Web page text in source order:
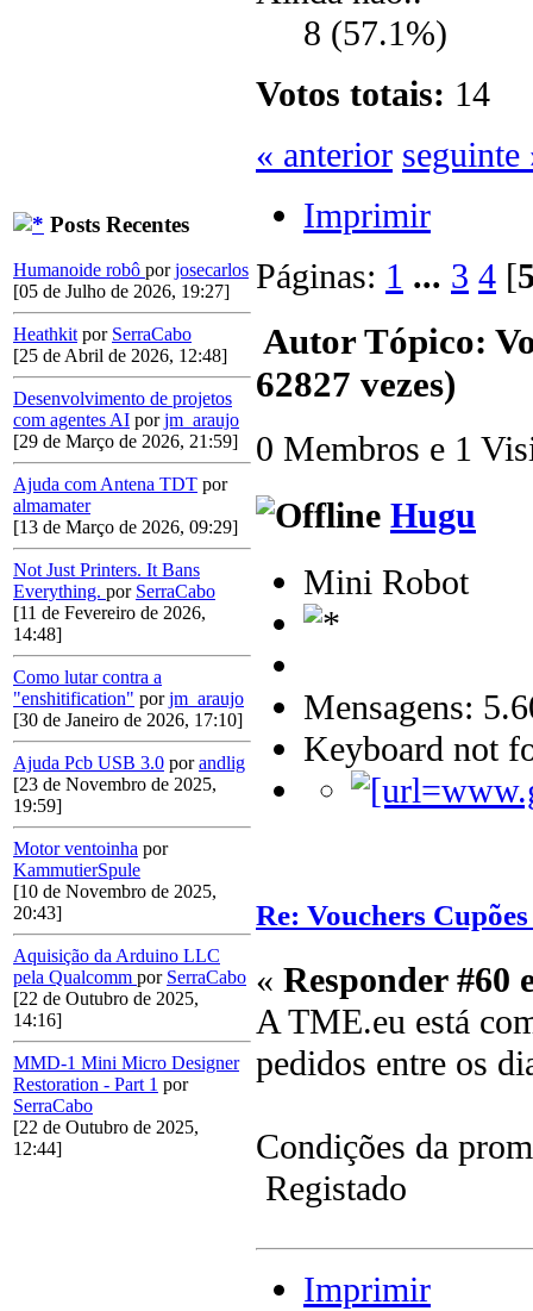
Posts Recentes
Humanoide robô porjosecarlos
[05 de Julho de 2026, 19:27]
Heathkit por SerraCabo
[25 de Abril de 2026, 12:48]
Desenvolvimento de projetos
com agentes AI porjm_araujo
[29 de Março de 2026, 21:59]
Ajuda com Antena TDT por
almamater
[13 de Março de 2026, 09:29]
Not Just Printers. It Bans
Everything. por SerraCabo
[11 de Fevereiro de 2026,
14:48]
Como lutar contra a
"enshitification" porjm_araujo
[30 de Janeiro de 2026, 17:10]
Ajuda Pcb USB 3.0 porandlig
[23 de Novembro de 2025,
19:59]
Motor ventoinha por
KammutierSpule
[10 de Novembro de 2025,
20:43]
Aquisição da Arduino LLC
pela Qualcomm por SerraCabo
[22 de Outubro de 2025,
14:16]
MMD-1 Mini Micro Designer
Restoration - Part 1 por
SerraCabo
[22 de Outubro de 2025,
12:44]
8 (57.1%)
Votos totais: 14
« anterior seguinte
Imprimir
Páginas: 1 ... 3 4 [
AutorTópico:
62827 vezes)
0 Membros e 1
Hugu
Mini Robot
Mensagens:
Keyboard not
Re: Vouchers
« Responder #60
A TME.eu está
pedidos entre os
Condições da
Registado
Imprimir